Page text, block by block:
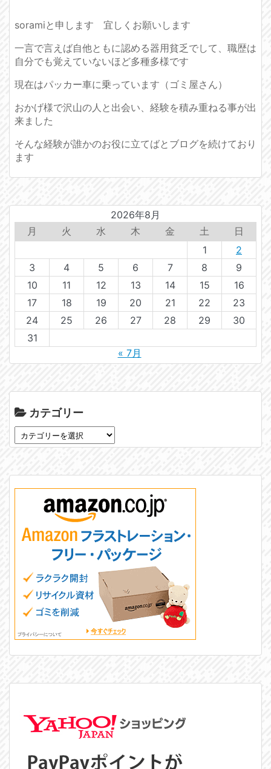
soramiと申します 宜しくお願いします
一言で言えば自他ともに認める器用貧乏でして、職歴は
自分でも覚えていないほど多種多様です
現在はパッカー車に乗っています（ゴミ屋さん）
おかげ様で沢山の人と出会い、経験を積み重ねる事が出
来ました
そんな経験が誰かのお役に立てばとブログを続けており
ます
2026年8月
月
火 水 木 金 土
日
1
2
3
4 5 6 7 8
9
10
11 12 13 14 15
16
17
18 19 20 21 22
23
24
25 26 27 28 29
30
31
« 7月
カテゴリー